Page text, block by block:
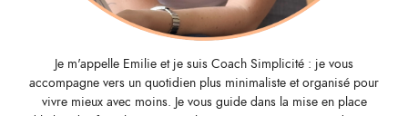
Je m'appelle Emilie et je suis Coach Simplicité : je vous
accompagne vers un quotidien plus minimaliste et organisé pour
vivre mieux avec moins. Je vous guide dans la mise en place